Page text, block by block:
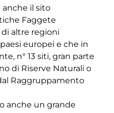
il sito
Faggete
di altre regioni
europei e che in
n° 13 siti, gran parte
di Riserve Naturali o
Raggruppamento
anche un grande